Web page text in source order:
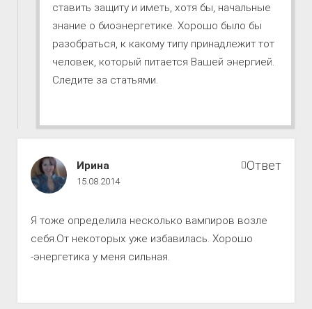
ставить защиту и иметь, хотя бы, начальные
знание о биоэнергетике. Хорошо было бы
разобраться, к какому типу принадлежит тот
человек, который питается Вашей энергией.
Следите за статьями.
Путь
к
комментарии
Ирина
15.08.2014
Я тоже определила несколько вампиров возле
себя.От некоторых уже избавилась. Хорошо
-энергетика у меня сильная.
Ответ